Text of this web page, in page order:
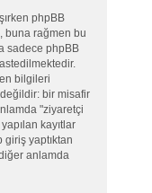
phpBB
buna rağmen bu
sadece phpBB
bilgileri
bir misafir
"ziyaretçi
kayıtlar
giriş yaptıktan
anlamda